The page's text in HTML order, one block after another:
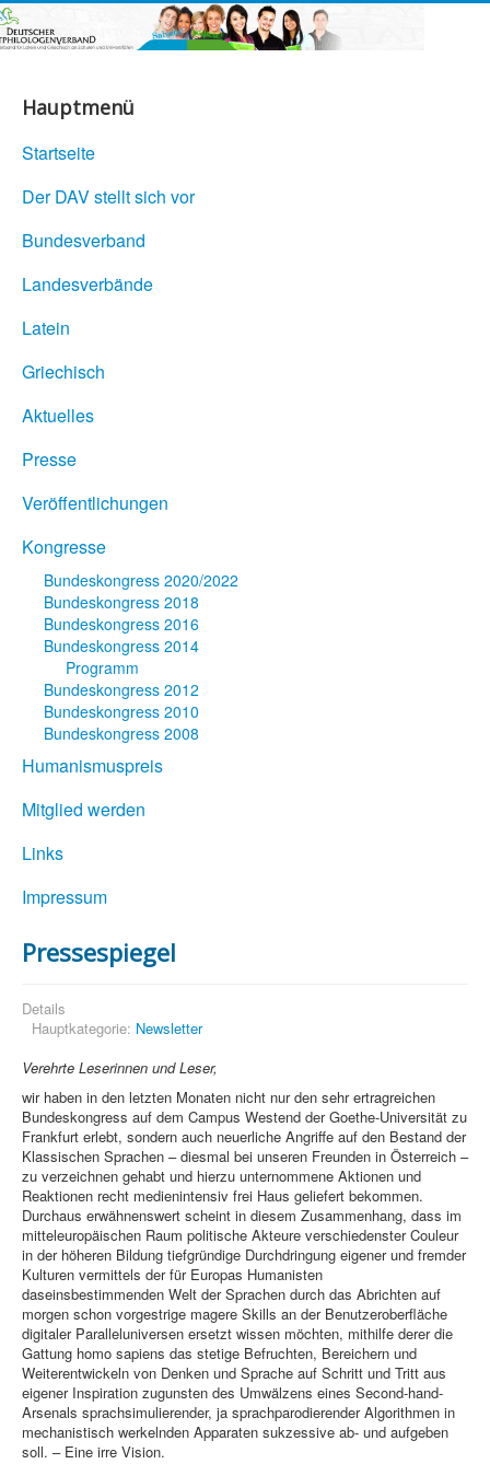
Hauptmenü
Startseite
Der DAV stellt sich vor
Bundesverband
Landesverbände
Latein
Griechisch
Aktuelles
Presse
Veröffentlichungen
Kongresse
Bundeskongress 2020/2022
Bundeskongress 2018
Bundeskongress 2016
Bundeskongress 2014
Programm
Bundeskongress 2012
Bundeskongress 2010
Bundeskongress 2008
Humanismuspreis
Mitglied werden
Links
Impressum
Pressespiegel
Details
Hauptkategorie: Newsletter
Verehrte Leserinnen und Leser,
wir haben in den letzten Monaten nicht nur den sehr ertragreichen
Bundeskongress auf dem Campus Westend der Goethe-Universität zu
Frankfurt erlebt, sondern auch neuerliche Angriffe auf den Bestand der
Klassischen Sprachen – diesmal bei unseren Freunden in Österreich –
zu verzeichnen gehabt und hierzu unternommene Aktionen und
Reaktionen recht medienintensiv frei Haus geliefert bekommen.
Durchaus erwähnenswert scheint in diesem Zusammenhang, dass im
mitteleuropäischen Raum politische Akteure verschiedenster Couleur
in der höheren Bildung tiefgründige Durchdringung eigener und fremder
Kulturen vermittels der für Europas Humanisten
daseinsbestimmenden Welt der Sprachen durch das Abrichten auf
morgen schon vorgestrige magere Skills an der Benutzeroberfläche
digitaler Paralleluniversen ersetzt wissen möchten, mithilfe derer die
Gattung homo sapiens das stetige Befruchten, Bereichern und
Weiterentwickeln von Denken und Sprache auf Schritt und Tritt aus
eigener Inspiration zugunsten des Umwälzens eines Second-hand-
Arsenals sprachsimulierender, ja sprachparodierender Algorithmen in
mechanistisch werkelnden Apparaten sukzessive ab- und aufgeben
soll. – Eine irre Vision.